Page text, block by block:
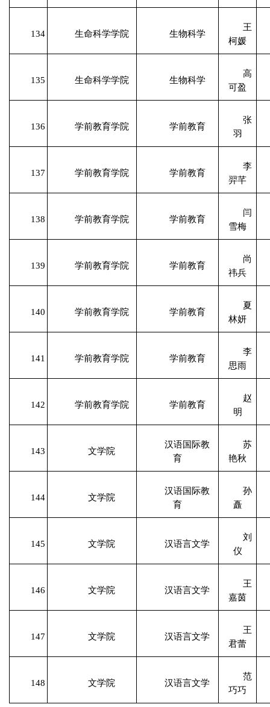
134 生命科学学院 生物科学
王
柯媛
135 生命科学学院 生物科学
高
可盈
136 学前教育学院 学前教育
张
羽
137 学前教育学院 学前教育
李
羿芊
138 学前教育学院 学前教育
闫
雪梅
139 学前教育学院 学前教育
尚
祎兵
140 学前教育学院 学前教育
夏
林妍
141 学前教育学院 学前教育
李
思雨
142 学前教育学院 学前教育
赵
明
143 文学院
汉语国际教
育
苏
艳秋
144 文学院
汉语国际教
育
孙
矗
145 文学院 汉语言文学
刘
仪
146 文学院 汉语言文学
王
嘉茵
147 文学院 汉语言文学
王
君蕾
148 文学院 汉语言文学
范
巧巧